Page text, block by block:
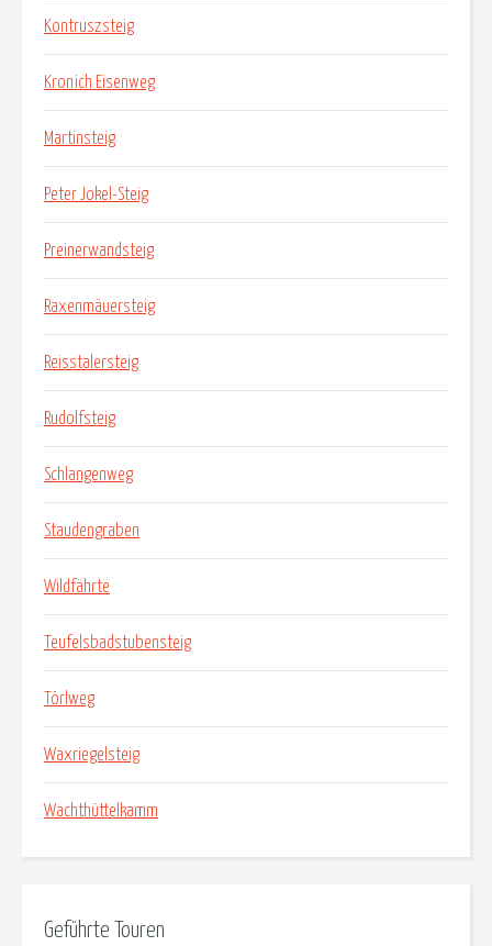
Kontruszsteig
Kronich Eisenweg
Martinsteig
Peter Jokel-Steig
Preinerwandsteig
Raxenmäuersteig
Reisstalersteig
Rudolfsteig
Schlangenweg
Staudengraben
Wildfährte
Teufelsbadstubensteig
Törlweg
Waxriegelsteig
Wachthüttelkamm
Geführte Touren